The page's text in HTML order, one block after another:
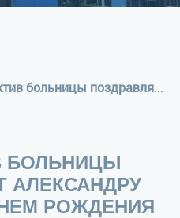
Коллектив больницы поздравляет Александру Ивановну с днем рождения
БОЛЬНИЦЫ
АЛЕКСАНДРУ
РОЖДЕНИЯ